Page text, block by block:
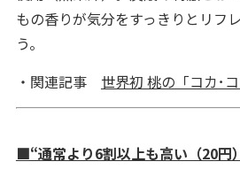
もの香りが気分をすっきりとリフ
う。
・関連記事 世界初 桃の「コカ･コ
■“通常より6割以上も高い（20円